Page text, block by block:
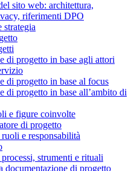
sito web: architettura,
riferimenti DPO
strategia
di progetto in base agli attori
di progetto in base al focus
di progetto in base all’ambito di
e figure coinvolte
di progetto
e responsabilità
strumenti e rituali
documentazione di progetto